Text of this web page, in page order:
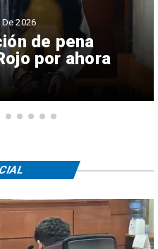
de pena
por ahora
2026